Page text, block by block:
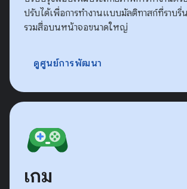
ปรับได้เพื่อการทำงานแบบมัลติทาสก์ที่ราบรื่
รวมสื่อบนหน้าจอขนาดใหญ่
ดูศูนย์การพัฒนา
เกม